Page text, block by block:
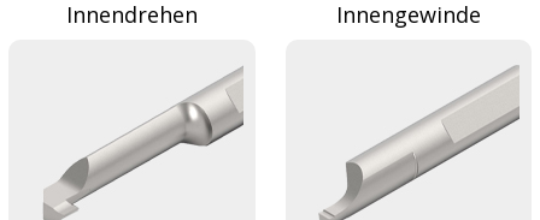
Innendrehen Innengewinde